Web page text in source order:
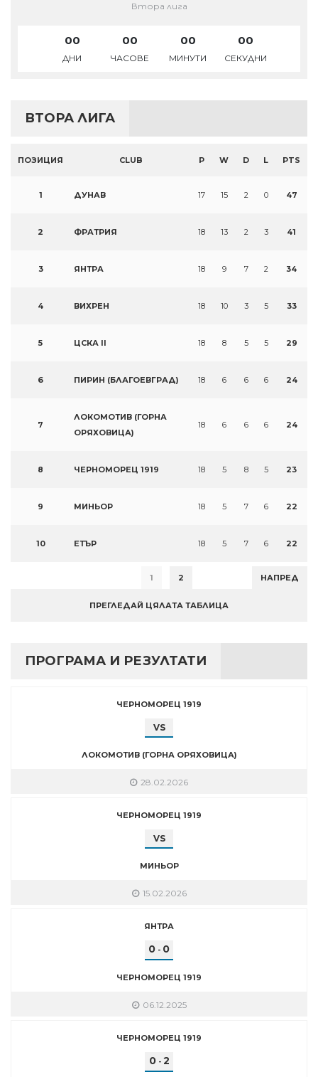
Втора лига
00
ДНИ
00
ЧАСОВЕ
00
МИНУТИ
00
СЕКУДНИ
ВТОРА ЛИГА
ПОЗИЦИЯ CLUB P W D L PTS
1 ДУНАВ 17 15 2 0 47
2 ФРАТРИЯ 18 13 2 3 41
3 ЯНТРА 18 9 7 2 34
4 ВИХРЕН 18 10 3 5 33
5 ЦСКА II 18 8 5 5 29
6 ПИРИН (БЛАГОЕВГРАД) 18 6 6 6 24
7
ЛОКОМОТИВ (ГОРНА
ОРЯХОВИЦА)
18 6 6 6 24
8 ЧЕРНОМОРЕЦ 1919 18 5 8 5 23
9 МИНЬОР 18 5 7 6 22
10 ЕТЪР 18 5 7 6 22
1 2 НАПРЕД
ПРЕГЛЕДАЙ ЦЯЛАТА ТАБЛИЦА
ПРОГРАМА И РЕЗУЛТАТИ
ЧЕРНОМОРЕЦ 1919
VS
ЛОКОМОТИВ (ГОРНА ОРЯХОВИЦА)
28.02.2026
ЧЕРНОМОРЕЦ 1919
VS
МИНЬОР
15.02.2026
ЯНТРА
0 - 0
ЧЕРНОМОРЕЦ 1919
06.12.2025
ЧЕРНОМОРЕЦ 1919
0- 2